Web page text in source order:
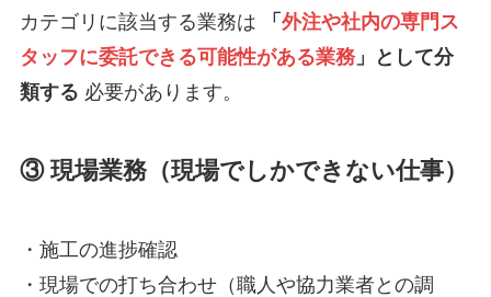
カテゴリに該当する業務は
「 外注や社内の専門ス
タッフに委託できる可能性がある業務」として分
類する 必要があります。
③ 現場業務（現場でしかできない仕事）
・施工の進捗確認
・現場での打ち合わせ（職人や協力業者との調